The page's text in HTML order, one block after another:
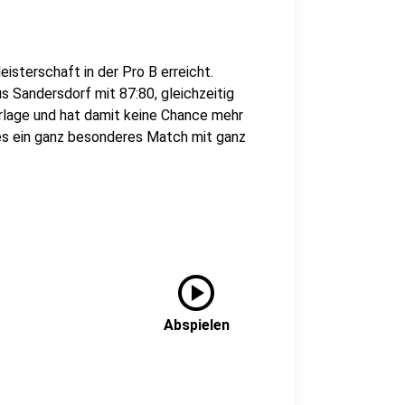
in der Pro B erreicht.
Sandersdorf mit 87:80, gleichzeitig
und hat damit keine Chance mehr
ein ganz besonderes Match mit ganz
play_circle
Abspielen